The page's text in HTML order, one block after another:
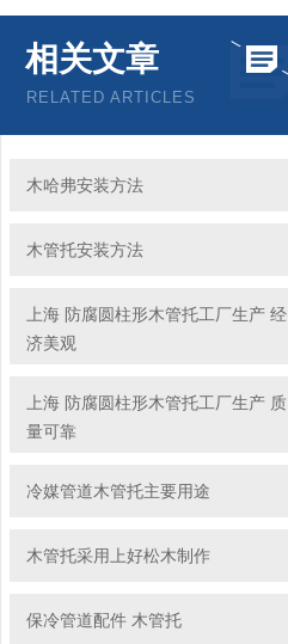
相关文章
RELATED ARTICLES
木哈弗安装方法
木管托安装方法
上海 防腐圆柱形木管托工厂生产 经
济美观
上海 防腐圆柱形木管托工厂生产 质
量可靠
冷媒管道木管托主要用途
木管托采用上好松木制作
保冷管道配件 木管托